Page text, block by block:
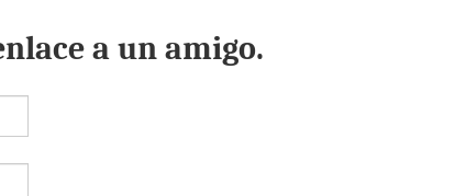
a un amigo.